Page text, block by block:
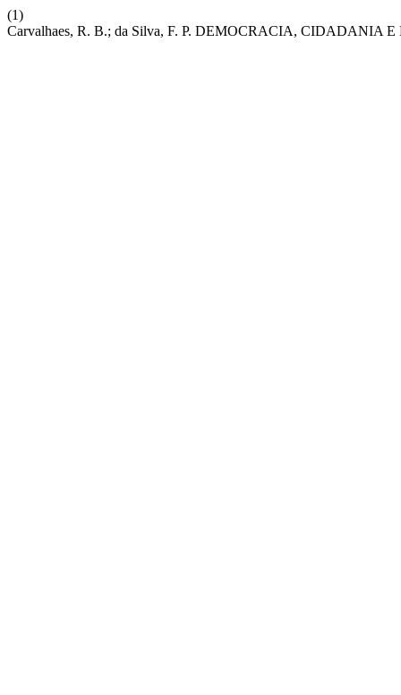
(1)
Carvalhaes, R. B.; da Silva, F. P. DEMOCRACIA, CIDADANIA